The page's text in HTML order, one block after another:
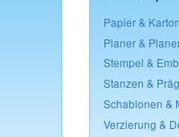
Papier & Karton
Planer &
Stempel &
Stanzen &
Schablonen &
Verzierung &